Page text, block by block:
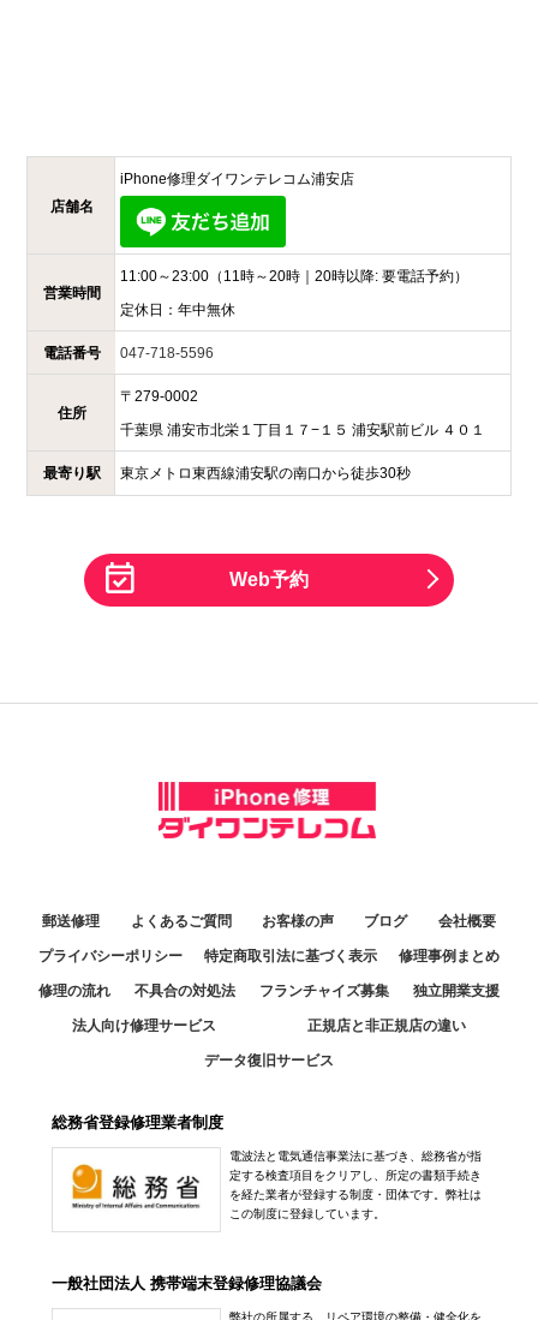
店舗名
iPhone修理ダイワンテレコム浦安店
営業時間
11:00～23:00（11時～20時｜20時以降: 要電話予約）
定休日： 年中無休
電話番号 047-718-5596
住所
〒 279-0002
千葉県 浦安市北栄１丁目１７−１５ 浦安駅前ビル ４０１
最寄り駅 東京メトロ東西線浦安駅の南口から徒歩30秒
Web予約
郵送修理 よくあるご質問 お客様の声 ブログ 会社概要
プライバシーポリシー 特定商取引法に基づく表示 修理事例まとめ
修理の流れ 不具合の対処法 フランチャイズ募集 独立開業支援
法人向け修理サービス 正規店と非正規店の違い
データ復旧サービス
総務省登録修理業者制度
電波法と電気通信事業法に基づき、総務省が指
定する検査項目をクリアし、所定の書類手続き
を経た業者が登録する制度・団体です。弊社は
この制度に登録しています。
一般社団法人 携帯端末登録修理協議会
弊社の所属する、リペア環境の整備・健全化を